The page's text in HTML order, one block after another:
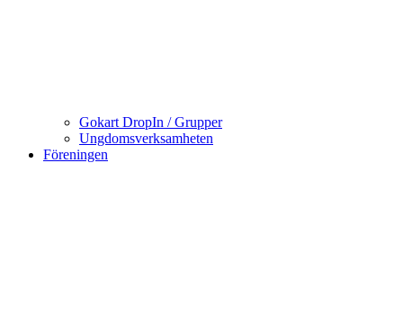
Gokart DropIn / Grupper
Ungdomsverksamheten
Föreningen